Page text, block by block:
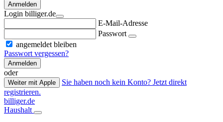
Anmelden
Login billiger.de
E-Mail-Adresse
Passwort
angemeldet bleiben
Passwort vergessen?
Anmelden
oder
Weiter mit Apple
Sie haben noch kein Konto? Jetzt direkt
registrieren.
billiger.de
Haushalt